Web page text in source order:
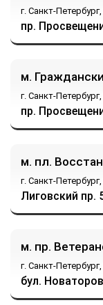
г. Санкт-Петербург,
пр.
м.
г. Санкт-Петербург,
пр.
м. пл.
г. Санкт-Петербург,
Лиговский пр.
м. пр.
г. Санкт-Петербург,
бул.